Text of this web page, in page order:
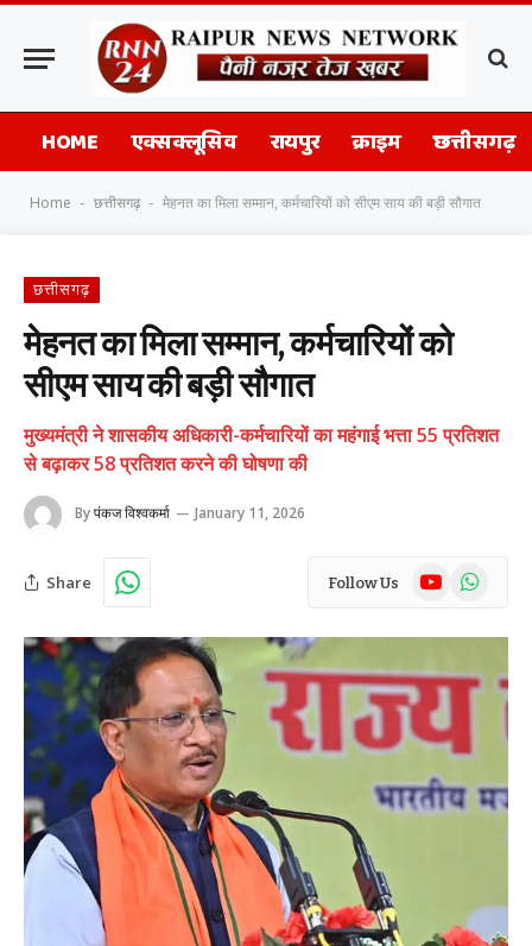
HOME एक्सक्लूसिव रायपुर क्राइम छत्तीसगढ़
Home - छत्तीसगढ़ - मेहनत का मिला सम्मान, कर्मचारियों को सीएम साय की बड़ी सौगात
छत्तीसगढ़
मेहनत का मिला सम्मान, कर्मचारियों को
सीएम साय की बड़ी सौगात
मुख्यमंत्री ने शासकीय अधिकारी-कर्मचारियों का महंगाई भत्ता 55 प्रतिशत
से बढ़ाकर 58 प्रतिशत करने की घोषणा की
Byपंकज विश्वकर्मा January 11, 2026
Share Follow Us YouTubeWhatsApp